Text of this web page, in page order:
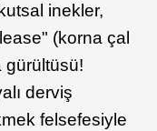
inekler,
(korna çal
gürültüsü!
derviş
felsefesiyle